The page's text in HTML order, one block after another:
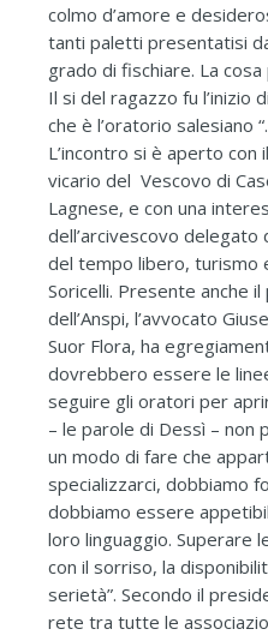
colmo d’amore e
tanti paletti presentatisi
grado di fischiare. La
Il si del ragazzo fu l’inizio
che è l’oratorio salesiano “.
L’incontro si è aperto con
vicario del Vescovo di
Lagnese, e con una
dell’arcivescovo delegato
del tempo libero, turismo
Soricelli. Presente anche
dell’Anspi, l’avvocato
Suor Flora, ha
dovrebbero essere le
seguire gli oratori per
– le parole di Dessì – non
un modo di fare che
specializzarci, dobbiamo
dobbiamo essere
loro linguaggio. Superare
con il sorriso, la
serietà”. Secondo il
rete tra tutte le